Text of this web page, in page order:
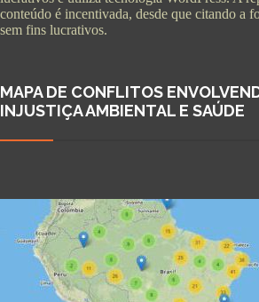
conteúdo é incentivada, desde que citando a
sem fins lucrativos.
MAPA DE CONFLITOS
INJUSTIÇA AMBIENTAL E SAÚDE